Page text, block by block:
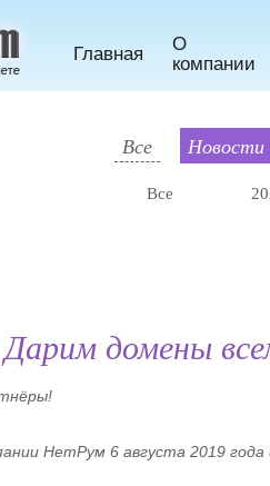
Главная
О
компании
Все Новости
Все
домены
НетРум 6 августа 2019 года